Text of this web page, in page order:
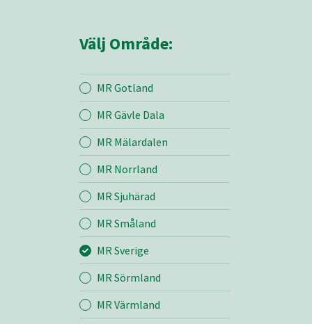
Mina sidor
MR Sverige
Entreprenad
Bemanning
Välj Område:
MR Gotland
MR Gävle Dala
MR Mälardalen
MR Norrland
MR Sjuhärad
MR Småland
MR Sverige
MR Sörmland
MR Värmland